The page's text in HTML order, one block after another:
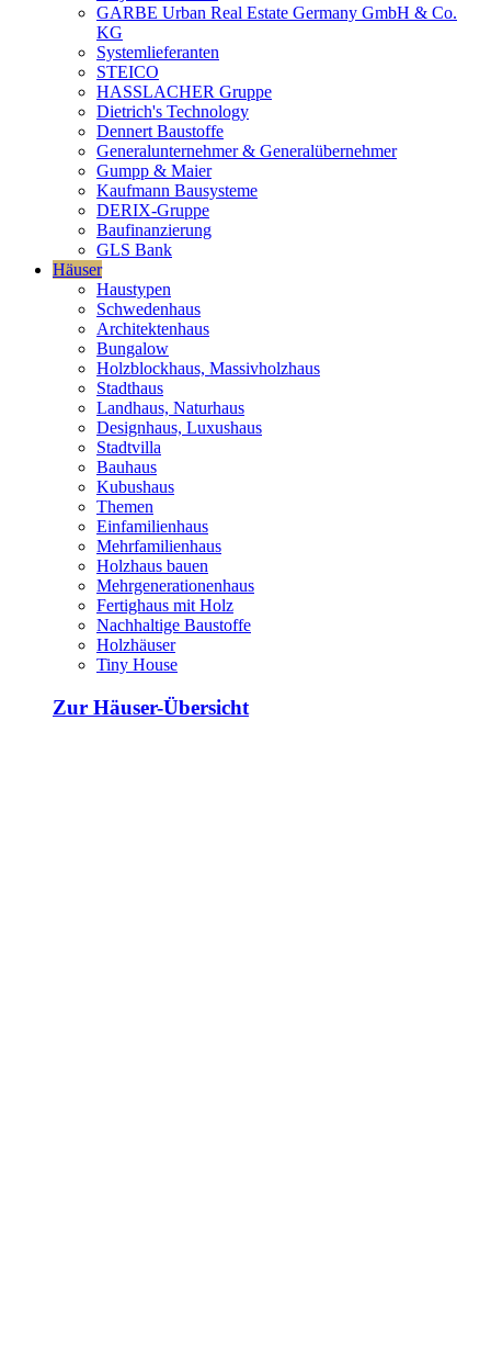
GARBE Urban Real Estate Germany GmbH & Co.
KG
Systemlieferanten
STEICO
HASSLACHER Gruppe
Dietrich's Technology
Dennert Baustoffe
Generalunternehmer & Generalübernehmer
Gumpp & Maier
Kaufmann Bausysteme
DERIX-Gruppe
Baufinanzierung
GLS Bank
Häuser
Haustypen
Schwedenhaus
Architektenhaus
Bungalow
Holzblockhaus, Massivholzhaus
Stadthaus
Landhaus, Naturhaus
Designhaus, Luxushaus
Stadtvilla
Bauhaus
Kubushaus
Themen
Einfamilienhaus
Mehrfamilienhaus
Holzhaus bauen
Mehrgenerationenhaus
Fertighaus mit Holz
Nachhaltige Baustoffe
Holzhäuser
Tiny House
Zur Häuser-Übersicht